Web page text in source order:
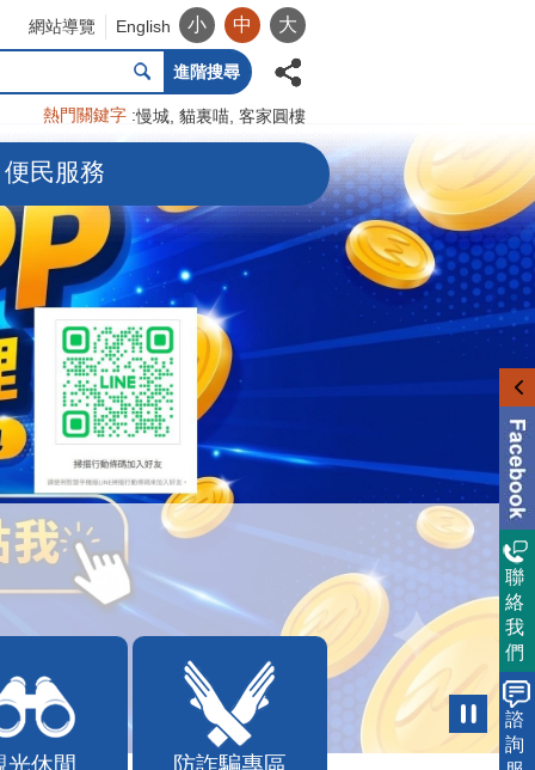
網站導覽 English 小 中 大
進階搜尋
熱門關鍵字 慢城 貓裏喵 客家圓樓
便民服務
光休閒 防詐騙專區
聯
絡
我
們
諮
詢